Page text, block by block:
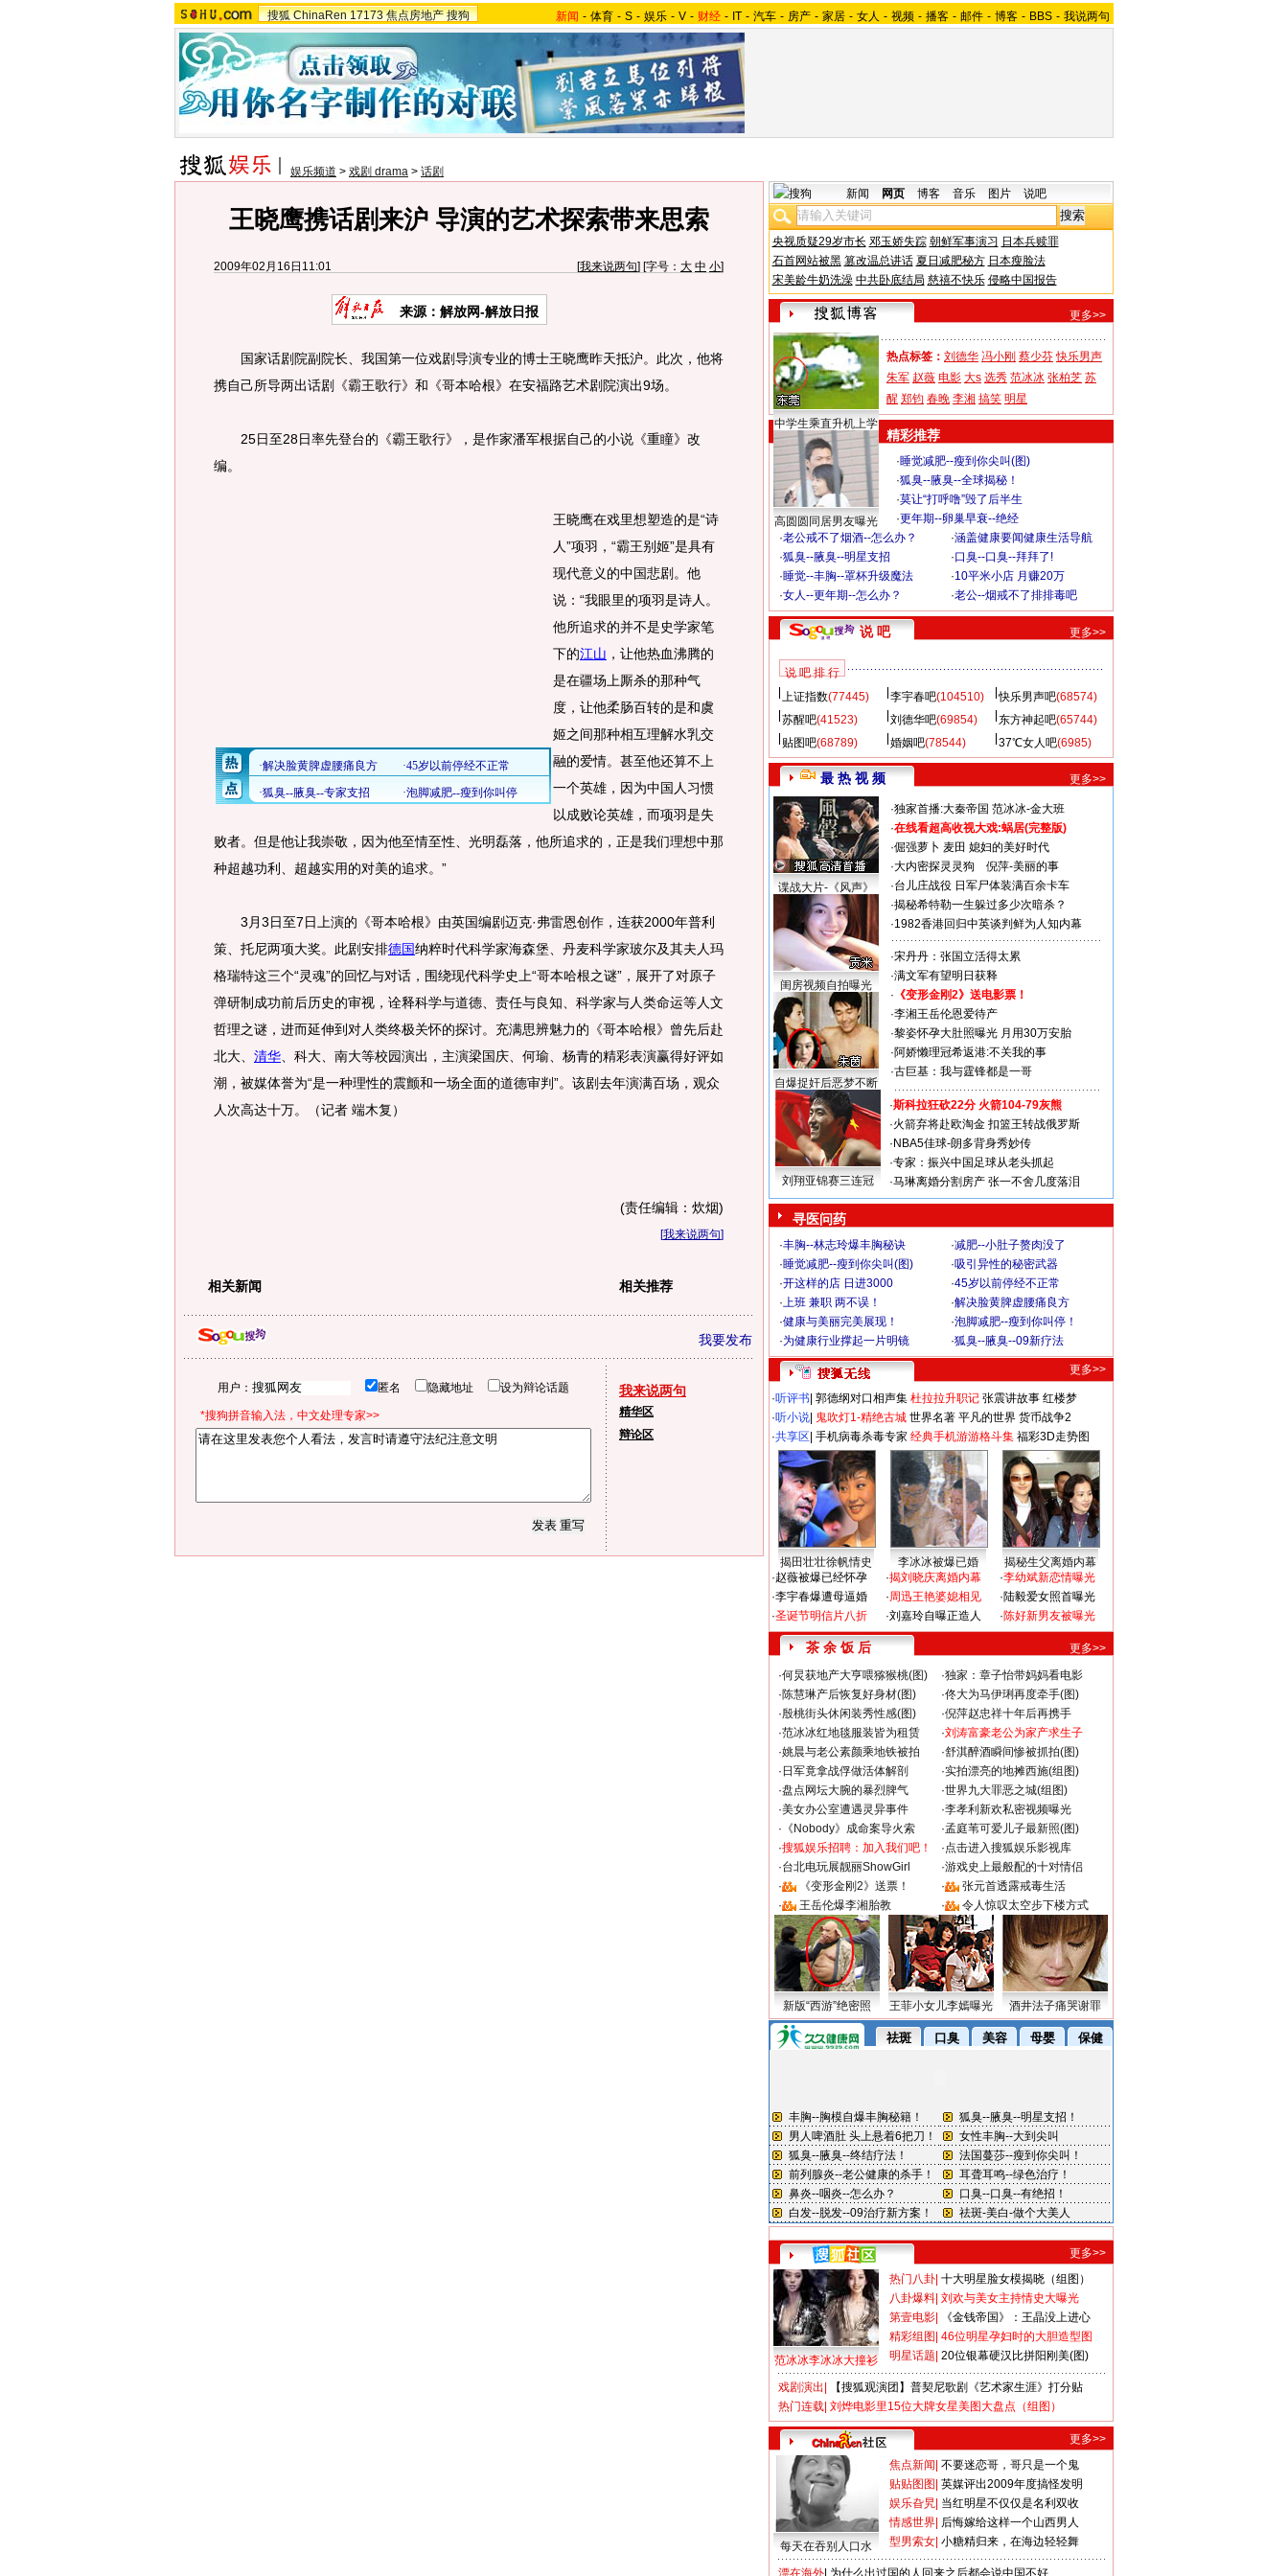
搜狐 ChinaRen 17173 焦点房地产 搜狗 新闻 - 体育 - S - 娱乐 - V - 财经 - IT - 汽车 - 房产 - 家居 - 女人 - 视频 - 播客 - 邮件 - 博客 - BBS - 我说两句
娱乐频道 > 戏剧 drama > 话剧
王晓鹰携话剧来沪 导演的艺术探索带来思索
2009年02月16日11:01 [我来说两句] [字号： 大 中 小]
来源：解放网-解放日报
国家话剧院副院长、我国第一位戏剧导演专业的博士王晓鹰昨天抵沪。此次，他将
携自己所导两出话剧《霸王歌行》和《哥本哈根》在安福路艺术剧院演出9场。
25日至28日率先登台的《霸王歌行》，是作家潘军根据自己的小说《重瞳》改
编。
王晓鹰在戏里想塑造的是“诗
人”项羽，“霸王别姬”是具有
现代意义的中国悲剧。他
说：“我眼里的项羽是诗人。
他所追求的并不是史学家笔
下的江山 ，让他热血沸腾的
是在疆场上厮杀的那种气
度，让他柔肠百转的是和虞
姬之间那种相互理解水乳交
融的爱情。甚至他还算不上
一个英雄，因为中国人习惯
以成败论英雄，而项羽是失
败者。但是他让我崇敬，因为他至情至性、光明磊落，他所追求的，正是我们理想中那
种超越功利、超越实用的对美的追求。”
3月3日至7日上演的《哥本哈根》由英国编剧迈克·弗雷恩创作，连获2000年普利
策、托尼两项大奖。此剧安排德国纳粹时代科学家海森堡、丹麦科学家玻尔及其夫人玛
格瑞特这三个“灵魂”的回忆与对话，围绕现代科学史上“哥本哈根之谜”，展开了对原子
弹研制成功前后历史的审视，诠释科学与道德、责任与良知、科学家与人类命运等人文
哲理之谜，进而延伸到对人类终极关怀的探讨。充满思辨魅力的《哥本哈根》曾先后赴
北大、 清华 、科大、南大等校园演出，主演梁国庆、何瑜、杨青的精彩表演赢得好评如
潮，被媒体誉为“是一种理性的震颤和一场全面的道德审判”。该剧去年演满百场，观众
人次高达十万。（记者 端木复）
(责任编辑：炊烟)
[我来说两句]
相关新闻 相关推荐
我要发布
用户： 匿名 隐藏地址 设为辩论话题
*搜狗拼音输入法，中文处理专家>>
我来说两句
精华区
辩论区
新闻 网页 博客 音乐 图片 说吧
央视质疑29岁市长 邓玉娇失踪 朝鲜军事演习 日本兵赎罪
石首网站被黑 篡改温总讲话 夏日减肥秘方 日本瘦脸法
宋美龄牛奶洗澡 中共卧底结局 慈禧不快乐 侵略中国报告
更多>>
中学生乘直升机上学
高圆圆同居男友曝光
热点标签： 刘德华 冯小刚 蔡少芬 快乐男声
朱军 赵薇 电影 大s 选秀 范冰冰 张柏芝 苏
醒 郑钧 春晚 李湘 搞笑 明星
精彩推荐
·睡觉减肥--瘦到你尖叫(图)
·狐臭--腋臭--全球揭秘！
·莫让“打呼噜”毁了后半生
·更年期--卵巢早衰--绝经
·老公戒不了烟酒--怎么办？ ·涵盖健康要闻健康生活导航
·狐臭--腋臭--明星支招 ·口臭--口臭--拜拜了!
·睡觉--丰胸--罩杯升级魔法 ·10平米小店 月赚20万
·女人--更年期--怎么办？ ·老公--烟戒不了排排毒吧
说 吧 更多>>
说 吧 排 行
上证指数(77445) 李宇春吧(104510) 快乐男声吧(68574)
苏醒吧(41523) 刘德华吧(69854) 东方神起吧(65744)
贴图吧(68789) 婚姻吧(78544) 37℃女人吧(6985)
最 热 视 频 更多>>
谍战大片-《风声》
闺房视频自拍曝光
自爆捉奸后恶梦不断
·独家首播:大秦帝国 范冰冰-金大班
·在线看超高收视大戏:蜗居(完整版)
·倔强萝卜 麦田 媳妇的美好时代
·大内密探灵灵狗
倪萍-美丽的事
·台儿庄战役 日军尸体装满百余卡车
·揭秘希特勒一生躲过多少次暗杀？
·1982香港回归中英谈判鲜为人知内幕
·宋丹丹：张国立活得太累
·满文军有望明日获释
· 《变形金刚2》送电影票！
·李湘王岳伦恩爱待产
·黎姿怀孕大肚照曝光 月用30万安胎
·阿娇懒理冠希返港:不关我的事
·古巨基：我与霆锋都是一哥
刘翔亚锦赛三连冠
·斯科拉狂砍22分 火箭104-79灰熊
·火箭弃将赴欧淘金 扣篮王转战俄罗斯
· NBA5佳球-朗多背身秀妙传
·专家：振兴中国足球从老头抓起
·马琳离婚分割房产 张一不舍几度落泪
寻医问药
·丰胸--林志玲爆丰胸秘诀 ·减肥--小肚子赘肉没了
·睡觉减肥--瘦到你尖叫(图) ·吸引异性的秘密武器
·开这样的店 日进3000 ·45岁以前停经不正常
·上班 兼职 两不误！ ·解决脸黄脾虚腰痛良方
·健康与美丽完美展现！ ·泡脚减肥--瘦到你叫停！
·为健康行业撑起一片明镜 ·狐臭--腋臭--09新疗法
更多>>
·听评书 郭德纲对口相声集 杜拉拉升职记 张震讲故事 红楼梦
·听小说 鬼吹灯1-精绝古城 世界名著 平凡的世界 货币战争2
·共享区 手机病毒杀毒专家 经典手机游游格斗集 福彩3D走势图
揭田壮壮徐帆情史 李冰冰被爆已婚
揭秘生父离婚内幕
·赵薇被爆已经怀孕
·李宇春爆遭母逼婚
·圣诞节明信片八折
·揭刘晓庆离婚内幕
·周迅王艳婆媳相见
·刘嘉玲自曝正造人
·李幼斌新恋情曝光
·陆毅爱女照首曝光
·陈好新男友被曝光
茶 余 饭 后
更多>>
·何炅获地产大亨喂猕猴桃(图) ·独家：章子怡带妈妈看电影
·陈慧琳产后恢复好身材(图) ·佟大为马伊琍再度牵手(图)
·殷桃街头休闲装秀性感(图) ·倪萍赵忠祥十年后再携手
·范冰冰红地毯服装皆为租赁 ·刘涛富豪老公为家产求生子
·姚晨与老公素颜乘地铁被拍 ·舒淇醉酒瞬间惨被抓拍(图)
· 日军竟拿战俘做活体解剖 ·实拍漂亮的地摊西施(组图)
·盘点网坛大腕的暴烈脾气 ·世界九大罪恶之城(组图)
·美女办公室遭遇灵异事件 ·李孝利新欢私密视频曝光
· 《Nobody》成命案导火索 ·孟庭苇可爱儿子最新照(图)
·搜狐娱乐招聘：加入我们吧！ ·点击进入搜狐娱乐影视库
·台北电玩展靓丽ShowGirl ·游戏史上最般配的十对情侣
·
《变形金刚2》送票！ ·
张元首透露戒毒生活
·
王岳伦爆李湘胎教 · 令人惊叹太空步下楼方式
新版“西游”绝密照 王菲小女儿李嫣曝光 酒井法子痛哭谢罪
更多>>
范冰冰李冰冰大撞衫
热门八卦 十大明星脸女模揭晓（组图）
八卦爆料 刘欢与美女主持情史大曝光
第壹电影
《金钱帝国》：王晶没上进心
精彩组图 46位明星孕妇时的大胆造型图
明星话题 20位银幕硬汉比拼阳刚美(图)
戏剧演出
【搜狐观演团】普契尼歌剧《艺术家生涯》打分贴
热门连载 刘烨电影里15位大牌女星美图大盘点（组图）
更多>>
每天在吞别人口水
焦点新闻 不要迷恋哥，哥只是一个鬼
贴贴图图 英媒评出2009年度搞怪发明
娱乐旮旯 当红明星不仅仅是名利双收
情感世界 后悔嫁给这样一个山西男人
型男索女 小糖精归来，在海边轻轻舞
漂在海外 为什么出过国的人回来之后都会说中国不好